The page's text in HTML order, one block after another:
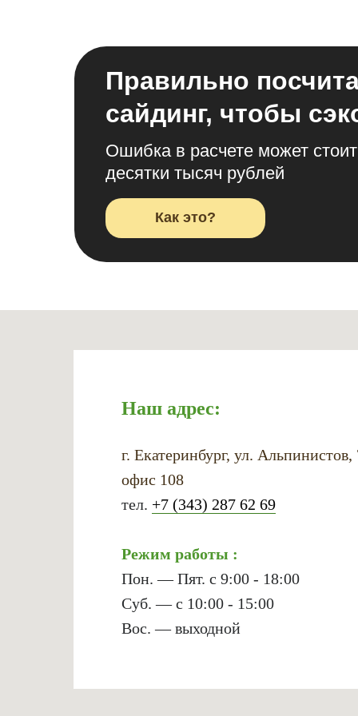
Ошибка в расчете может
десятки тысяч рублей
Правильно
сайдинг, чтобы
Как это?
Наш адрес:
г. Екатеринбург, ул.
офис 108
тел. +7 (343) 287 62 69
Режим работы :
Пон. — Пят. с 9:00 - 18:00
Суб. — с 10:00 - 15:00
Вос. — выходной